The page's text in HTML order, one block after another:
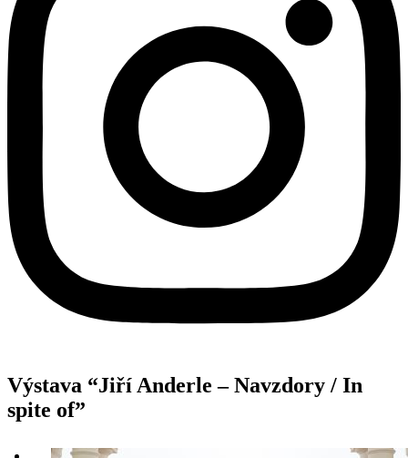
Výstava “Jiří Anderle – Navzdory / In
spite of”